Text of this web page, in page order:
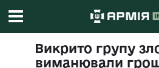
Викрито групу
виманювали